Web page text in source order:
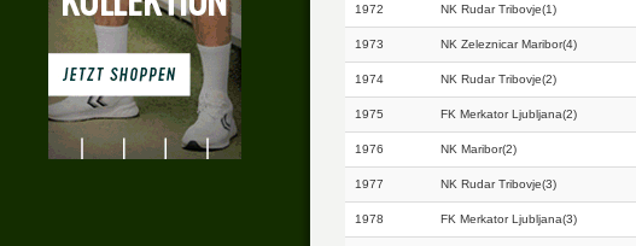
1972 NK Rudar Tribovje(1)
1973 NK Zeleznicar Maribor(4)
1974 NK Rudar Tribovje(2)
1975 FK Merkator Ljubljana(2)
1976 NK Maribor(2)
1977 NK Rudar Tribovje(3)
1978 FK Merkator Ljubljana(3)